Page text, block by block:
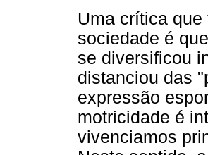
Uma crítica
sociedade é
se diversificou
distanciou das
expressão
motricidade é
vivenciamos